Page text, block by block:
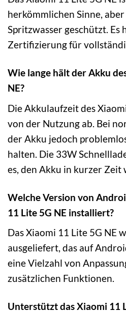
herkömmlichen Sinne, aber
Spritzwasser geschützt. Es
Zertifizierung für
Wie lange hält der Akku
NE?
Die Akkulaufzeit des
von der Nutzung ab. Bei
der Akku jedoch
halten. Die 33W
es, den Akku in kurzer Zeit
Welche Version von
11 Lite 5G NE installiert?
Das Xiaomi 11 Lite 5G NE
ausgeliefert, das auf
eine Vielzahl von
zusätzlichen Funktionen.
Unterstützt das Xiaomi 11